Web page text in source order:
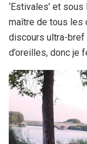
‘Estivales’ et
maître de tous les
discours ultra-bref
d’oreilles, donc je